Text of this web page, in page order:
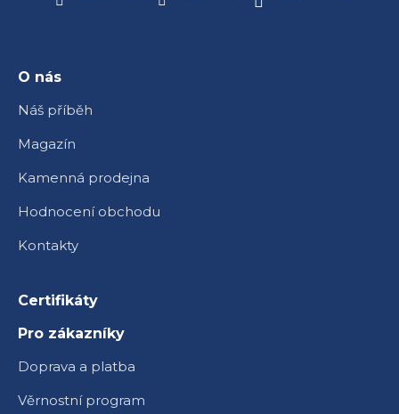
O nás
Náš příběh
Magazín
Kamenná prodejna
Hodnocení obchodu
Kontakty
Certifikáty
Pro zákazníky
Doprava a platba
Věrnostní program